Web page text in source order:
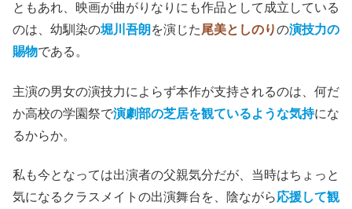
ともあれ、映画が曲がりなりにも作品として成立している
のは、幼馴染の堀川吾朗 を演じた尾美としのりの演技力の
賜物である。
主演の男女の演技力によらず本作が支持されるのは、何だ
か高校の学園祭で演劇部の芝居を観ているような気持にな
るからか。
私も今となっては出演者の父親気分だが、当時はちょっと
気になるクラスメイトの出演舞台を、陰ながら応援して観